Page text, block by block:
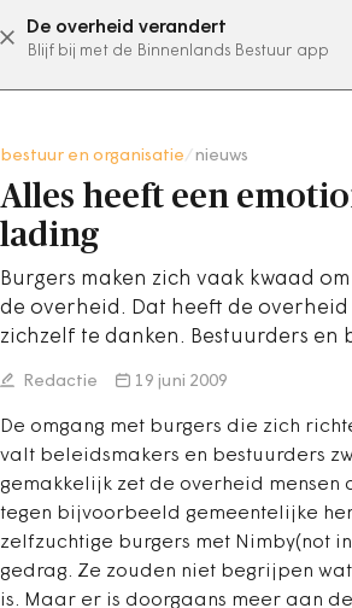
De overheid verandert
Blijf bij met de Binnenlands Bestuur app
abonneer nu
bestuur en organisatie nieuws
Alles heeft een
lading
Burgers maken zich vaak kwaad
de overheid. Dat heeft de overheid
zichzelf te danken. Bestuurders en
Redactie 19 juni 2009
De omgang met burgers die zich
valt beleidsmakers en bestuurders
gemakkelijk zet de overheid mensen
tegen bijvoorbeeld gemeentelijke
zelfzuchtige burgers met Nimby(not
gedrag. Ze zouden niet begrijpen
is. Maar er is doorgaans meer aan